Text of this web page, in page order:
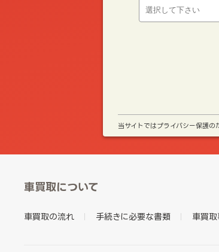
当サイトではプライバシー保護
車買取について
車買取の流れ 手続きに必要な書類 車買取